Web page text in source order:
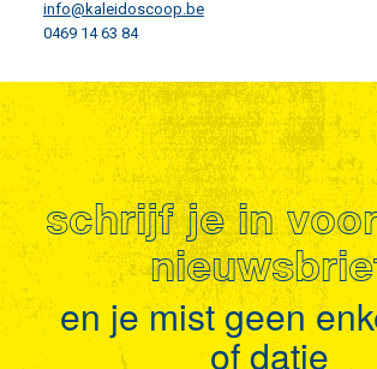
info@kaleidoscoop.be
0469 14 63 84
schrijf je in
en je mist geen
of datje